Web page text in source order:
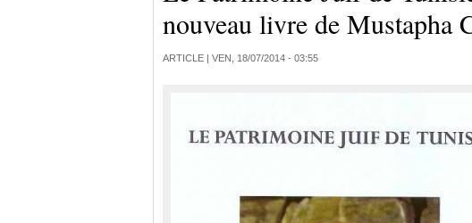
nouveau livre de Mustapha
ARTICLE | VEN, 18/07/2014 - 03:55